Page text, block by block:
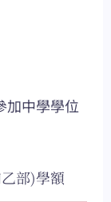
加中學學位
部)學額